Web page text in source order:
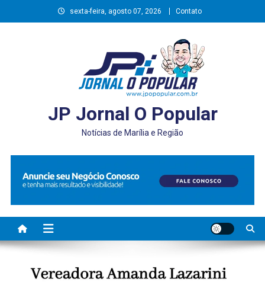
to
sexta-feira, agosto 07, 2026 Contato
JP Jornal O Popular
Notícias de Marília e Região